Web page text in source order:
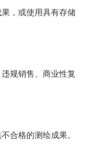
果，或使用具有存储
规销售、商业性复
合格的测绘成果。